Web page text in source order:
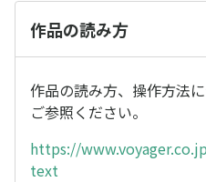
作品の読み方
作品の読み方、操作方法
ご参照ください。
https://
text